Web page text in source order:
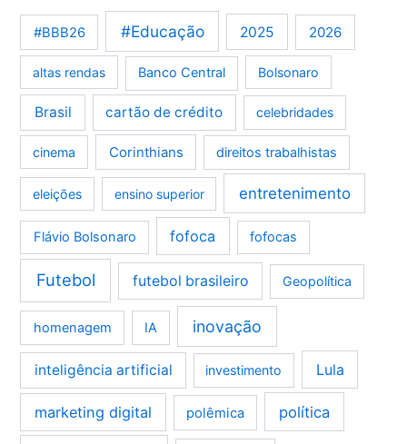
#BBB26 #Educação 2025 2026
altas rendas Banco Central Bolsonaro
Brasil cartão de crédito celebridades
cinema Corinthians direitos trabalhistas
eleições ensino superior entretenimento
Flávio Bolsonaro fofoca fofocas
Futebol futebol brasileiro Geopolítica
homenagem IA inovação
inteligência artificial investimento Lula
marketing digital polêmica política